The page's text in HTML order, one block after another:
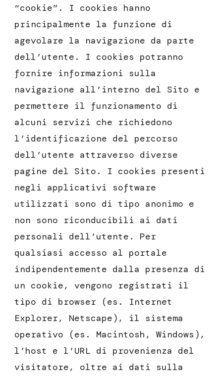
“cookie”. I cookies hanno
principalmente la funzione di
agevolare la navigazione da parte
dell’utente. I cookies potranno
fornire informazioni sulla
navigazione all’interno del Sito e
permettere il funzionamento di
alcuni servizi che richiedono
l’identificazione del percorso
dell’utente attraverso diverse
pagine del Sito. I cookies presenti
negli applicativi software
utilizzati sono di tipo anonimo e
non sono riconducibili ai dati
personali dell’utente. Per
qualsiasi accesso al portale
indipendentemente dalla presenza di
un cookie, vengono registrati il
tipo di browser (es. Internet
Explorer, Netscape), il sistema
operativo (es. Macintosh, Windows),
l’host e l’URL di provenienza del
visitatore, oltre ai dati sulla